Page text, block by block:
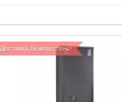
Доставка безкоштовно!